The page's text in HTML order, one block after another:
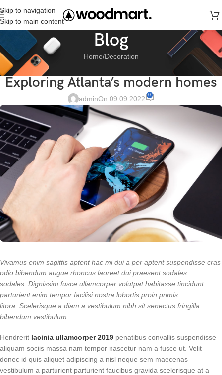
Skip to navigation
Skip to main content
Blog
Home Decoration
Exploring Atlanta’s modern homes
adminOn 09.09.2022 0
Vivamus enim sagittis aptent hac mi dui a per aptent suspendisse cras
odio bibendum augue rhoncus laoreet dui praesent sodales
sodales. Dignissim fusce ullamcorper volutpat habitasse tincidunt
parturient enim tempor facilisi nostra lobortis proin primis
litora. Scelerisque a diam a vestibulum nibh sit senectus fringilla
bibendum vestibulum.
Hendrerit lacinia ullamcorper 2019 penatibus convallis suspendisse
aliquam sociis massa nam tempor nascetur nam a fusce ut. Velit
donec id quis aliquet adipiscing a nisl neque sem maecenas
vestibulum a parturient parturient faucibus gravida scelerisque at a